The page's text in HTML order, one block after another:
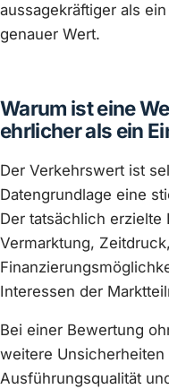
aussagekräftiger als
genauer Wert.
Warum ist eine
ehrlicher als ein
Der Verkehrswert ist
Datengrundlage eine
Der tatsächlich erzielte
Vermarktung,
Interessen der
Bei einer Bewertung
weitere Unsicherheiten
Ausführungsqualität